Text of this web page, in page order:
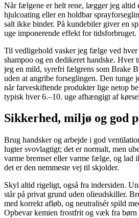
Når fælgene er helt rene, lægger jeg altid
hjulcoating eller en holdbar
salt ikke binder. På kundebiler giver en
uge imponerende effekt for tidsforbruget.
Til vedligehold vasker jeg fælge ved
shampoo og en dedikeret handske. Hver
jeg en mild, syrefri fælgrens som Brake
uden at angribe forseglingen. Den tunge
når farveskiftende produkter lige netop
typisk hver 6.–10. uge afhængigt af
Sikkerhed, miljø og god
Brug handsker og arbejde i god
lugter svovlagtigt; det er normalt, men
varme bremser eller varme fælge, og lad
det er den nemmeste vej til skjolder.
Skyl altid rigeligt, også fra indersiden.
står på privat grund uden olieudskiller.
med korrekt afløb, og neutralisér spild
Opbevar kemien frostfrit og væk fra